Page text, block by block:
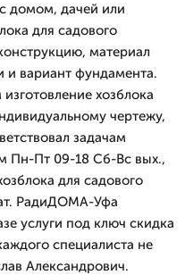
домом, дачей или
для садового
материал
и вариант фундамента.
хозблока
чертежу,
задачам
Пн-Пт 09-18 Сб-Вс вых.,
для садового
РадиДОМА-Уфа
услуги под ключ скидка
специалиста не
Александрович.